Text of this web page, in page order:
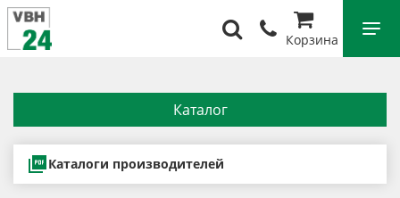
Корзина
Каталог
Каталоги производителей